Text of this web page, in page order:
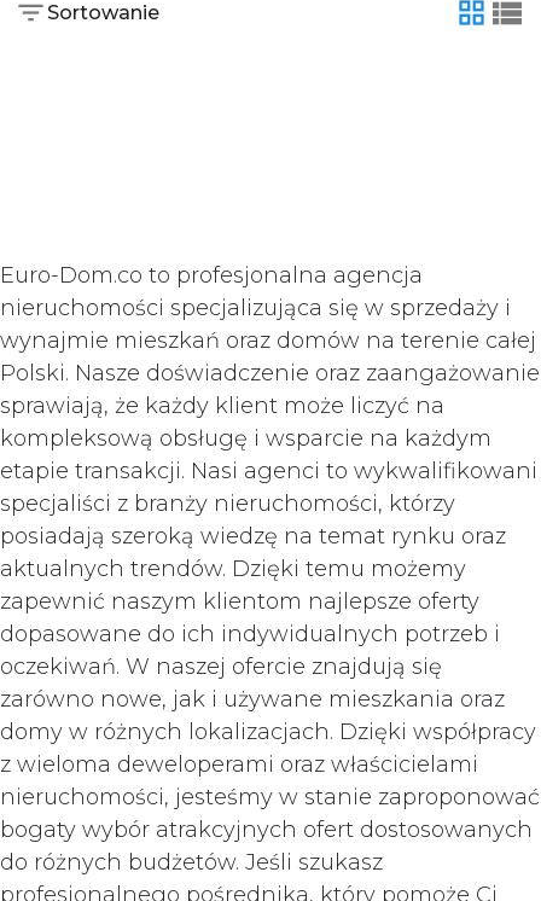
Sortowanie
tabela
Euro-Dom.co to profesjonalna agencja
nieruchomości specjalizująca się w sprzedaży i
wynajmie mieszkań oraz domów na terenie całej
Polski. Nasze doświadczenie oraz zaangażowanie
sprawiają, że każdy klient może liczyć na
kompleksową obsługę i wsparcie na każdym
etapie transakcji. Nasi agenci to wykwalifikowani
specjaliści z branży nieruchomości, którzy
posiadają szeroką wiedzę na temat rynku oraz
aktualnych trendów. Dzięki temu możemy
zapewnić naszym klientom najlepsze oferty
dopasowane do ich indywidualnych potrzeb i
oczekiwań. W naszej ofercie znajdują się
zarówno nowe, jak i używane mieszkania oraz
domy w różnych lokalizacjach. Dzięki współpracy
z wieloma deweloperami oraz właścicielami
nieruchomości, jesteśmy w stanie zaproponować
bogaty wybór atrakcyjnych ofert dostosowanych
do różnych budżetów. Jeśli szukasz
profesjonalnego pośrednika, który pomoże Ci